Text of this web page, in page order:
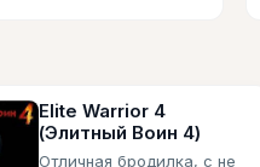
Elite Warrior 4
(Элитный Воин 4)
Отличная бродилка, с не